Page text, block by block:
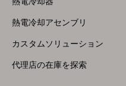
熱電冷却器
熱電冷却アセンブリ
カスタムソリューション
代理店の在庫を探索